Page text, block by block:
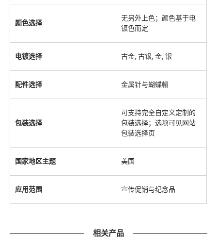
颜色选择
无另外上色；颜色基于电
镀色而定
电镀选择 古金, 古银, 金, 银
配件选择 金属针与蝴蝶帽
包装选择
可支持完全自定义定制的
包装选择；选项可见网站
包装选择页
国家地区主题 美国
应用范围 宣传促销与纪念品
相关产品